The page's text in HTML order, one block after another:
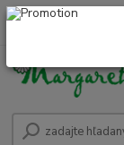
0948 236 042